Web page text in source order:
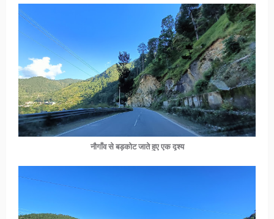
नौगाँव से बड़कोट जाते हुए एक दृश्य